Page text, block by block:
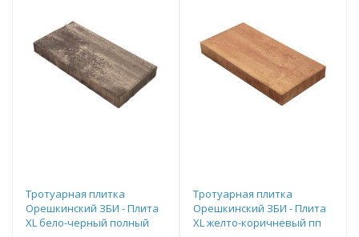
Тротуарная плитка
Орешкинский ЗБИ - Плита
XL бело-черный полный
Тротуарная плитка
Орешкинский ЗБИ - Плита
XL желто-коричневый пп